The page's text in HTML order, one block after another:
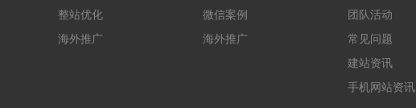
整站优化
海外推广
微信案例
海外推广
团队活动
常见问题
建站资讯
手机网站资讯